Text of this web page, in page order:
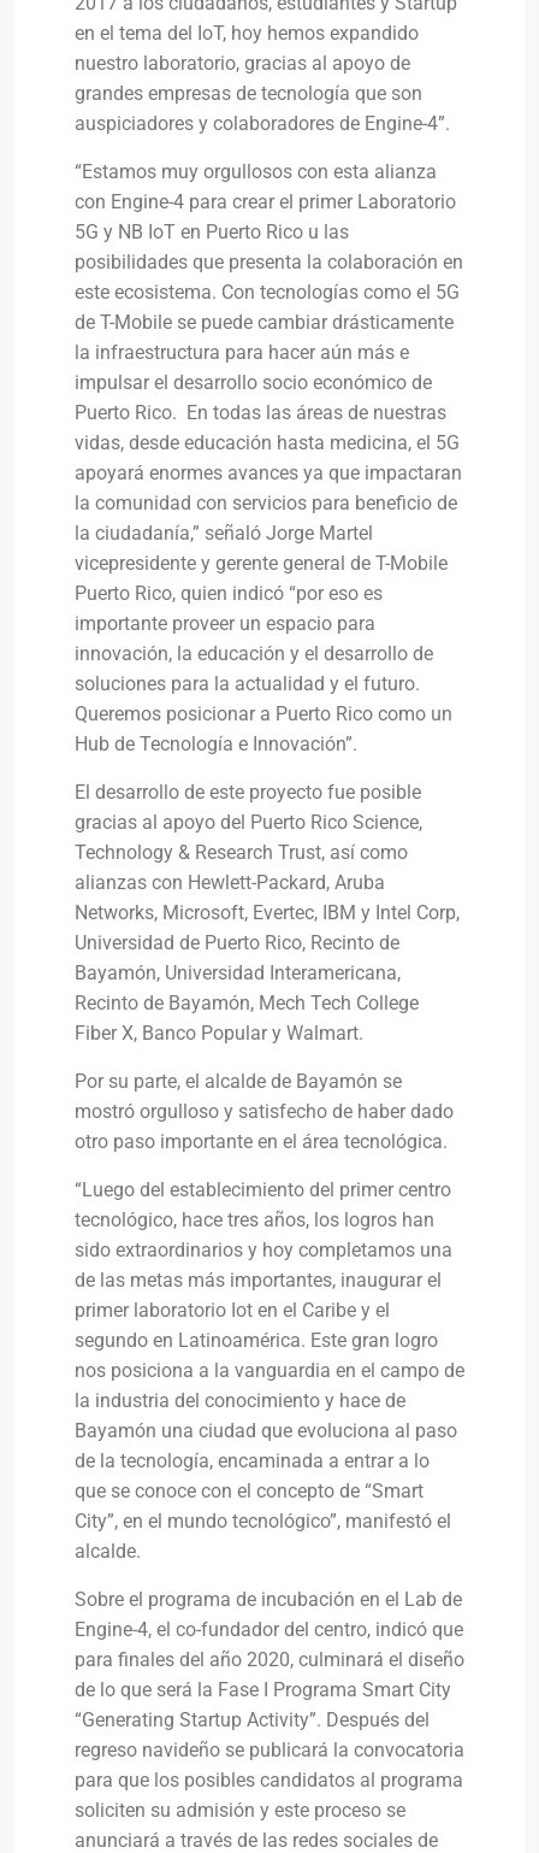
en el tema del IoT, hoy hemos expandido
nuestro laboratorio, gracias al apoyo de
grandes empresas de tecnología que son
auspiciadores y colaboradores de Engine-4”.
“Estamos muy orgullosos con esta alianza
con Engine-4 para crear el primer Laboratorio
5G y NB IoT en Puerto Rico u las
posibilidades que presenta la colaboración en
este ecosistema. Con tecnologías como el 5G
de T-Mobile se puede cambiar drásticamente
la infraestructura para hacer aún más e
impulsar el desarrollo socio económico de
Puerto Rico. En todas las áreas de nuestras
vidas, desde educación hasta medicina, el 5G
apoyará enormes avances ya que impactaran
la comunidad con servicios para beneficio de
la ciudadanía,” señaló Jorge Martel
vicepresidente y gerente general de T-Mobile
Puerto Rico, quien indicó “por eso es
importante proveer un espacio para
innovación, la educación y el desarrollo de
soluciones para la actualidad y el futuro.
Queremos posicionar a Puerto Rico como un
Hub de Tecnología e Innovación”.
El desarrollo de este proyecto fue posible
gracias al apoyo del Puerto Rico Science,
Technology & Research Trust, así como
alianzas con Hewlett-Packard, Aruba
Networks, Microsoft, Evertec, IBM y Intel Corp,
Universidad de Puerto Rico, Recinto de
Bayamón, Universidad Interamericana,
Recinto de Bayamón, Mech Tech College
Fiber X, Banco Popular y Walmart.
Por su parte, el alcalde de Bayamón se
mostró orgulloso y satisfecho de haber dado
otro paso importante en el área tecnológica.
“Luego del establecimiento del primer centro
tecnológico, hace tres años, los logros han
sido extraordinarios y hoy completamos una
de las metas más importantes, inaugurar el
primer laboratorio Iot en el Caribe y el
segundo en Latinoamérica. Este gran logro
nos posiciona a la vanguardia en el campo de
la industria del conocimiento y hace de
Bayamón una ciudad que evoluciona al paso
de la tecnología, encaminada a entrar a lo
que se conoce con el concepto de “Smart
City”, en el mundo tecnológico”, manifestó el
alcalde.
Sobre el programa de incubación en el Lab de
Engine-4, el co-fundador del centro, indicó que
para finales del año 2020, culminará el diseño
de lo que será la Fase I Programa Smart City
“Generating Startup Activity”. Después del
regreso navideño se publicará la convocatoria
para que los posibles candidatos al programa
soliciten su admisión y este proceso se
anunciará a través de las redes sociales de